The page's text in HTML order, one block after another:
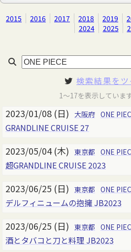
2015 2016 2017 2018 2019
2024
2025
検索結果をツ
1～17を表示していま
2023/01/08 (日) 大阪府 ONE
GRANDLINE CRUISE 27
2023/05/04 (木) 東京都 ONE
超GRANDLINE CRUISE 2023
2023/06/25 (日) 東京都 ONE
デルフィニュームの抱擁 JB2023
2023/06/25 (日) 東京都 ONE
酒とタバコと刀と料理 JB2023